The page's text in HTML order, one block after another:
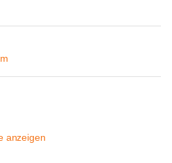
anzeigen